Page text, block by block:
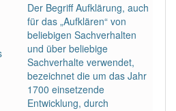
aber mit
: 0
Nutzer haben den Artikel
Der Begriff Aufklärung, auch
für das „Aufklären“ von
beliebigen Sachverhalten
und über beliebige
Sachverhalte verwendet,
bezeichnet die um das Jahr
1700 einsetzende
Entwicklung, durch